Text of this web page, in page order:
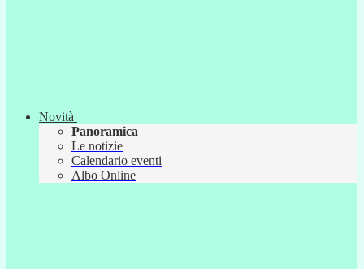
Novità
Panoramica
Le notizie
Calendario eventi
Albo Online